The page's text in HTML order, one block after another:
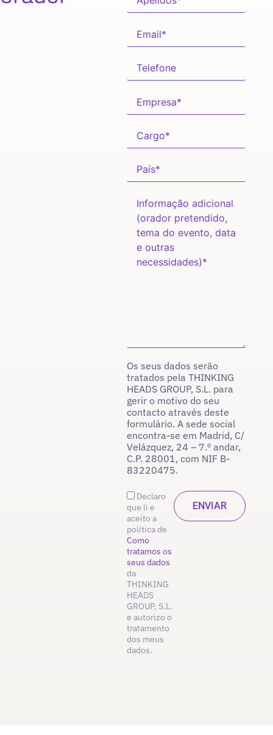
Os seus dados serão
tratados pela THINKING
HEADS GROUP, S.L. para
gerir o motivo do seu
contacto através deste
formulário. A sede social
encontra-se em Madrid, C/
Velázquez, 24 – 7.º andar,
C.P. 28001, com NIF B-
83220475.
Declaro
que li e
aceito a
política de
Como
tratamos os
seus dados
da
THINKING
HEADS
GROUP, S.L.
e autorizo o
tratamento
dos meus
dados.